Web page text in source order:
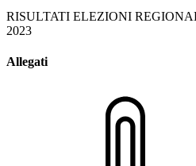
RISULTATI ELEZIONI
2023
Allegati